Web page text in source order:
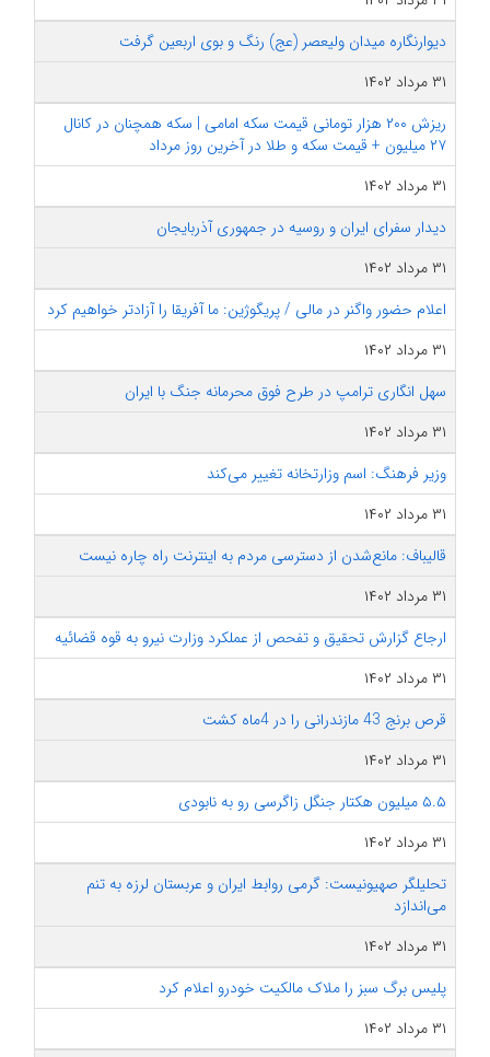
دیوارنگاره میدان ولیعصر (عج) رنگ و بوی اربعین گرفت
۳۱ مرداد ۱۴۰۲
ریزش ۲۰۰ هزار تومانی قیمت سکه امامی | سکه همچنان در کانال
۲۷ میلیون + قیمت سکه و طلا در آخرین روز مرداد
۳۱ مرداد ۱۴۰۲
دیدار سفرای ایران و روسیه در جمهوری آذربایجان
۳۱ مرداد ۱۴۰۲
اعلام حضور واگنر در مالی / پریگوژین: ما آفریقا را آزادتر خواهیم کرد
۳۱ مرداد ۱۴۰۲
سهل انگاری ترامپ در طرح فوق محرمانه جنگ با ایران
۳۱ مرداد ۱۴۰۲
وزیر فرهنگ: اسم وزارتخانه تغییر می‌کند
۳۱ مرداد ۱۴۰۲
قالیباف: مانع‌شدن از دسترسی مردم به اینترنت راه چاره نیست
۳۱ مرداد ۱۴۰۲
ارجاع گزارش تحقیق و تفحص از عملکرد وزارت نیرو به قوه قضائیه
۳۱ مرداد ۱۴۰۲
قرص برنج 43 مازندرانی را در 4ماه کشت
۳۱ مرداد ۱۴۰۲
۵.۵ میلیون هکتار جنگل زاگرسی رو به نابودی
۳۱ مرداد ۱۴۰۲
تحلیلگر صهیونیست: گرمی روابط ایران و عربستان لرزه به تنم
می‌اندازد
۳۱ مرداد ۱۴۰۲
پلیس برگ سبز را ملاک مالکیت خودرو اعلام کرد
۳۱ مرداد ۱۴۰۲